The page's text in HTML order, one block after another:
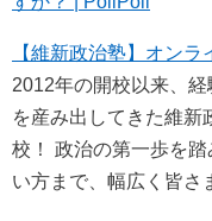
【維新政治塾】オン
2012年の開校以来、
を産み出してきた維新
校！ 政治の第一歩を
い方まで、幅広く皆さ